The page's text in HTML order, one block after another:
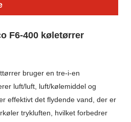
F6-400 køletørrer
bruger en tre-i-en
luft/luft, luft/kølemiddel og
effektivt det flydende vand, der er
trykluften, hvilket forbedrer